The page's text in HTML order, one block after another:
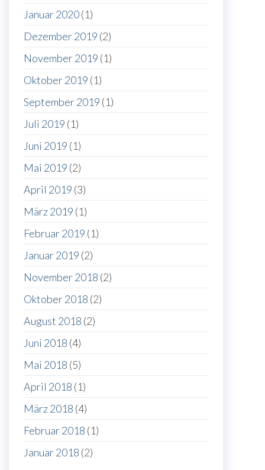
Januar 2020(1)
Dezember 2019 (2)
November 2019 (1)
Oktober 2019 (1)
September 2019 (1)
Juli 2019 (1)
Juni 2019 (1)
Mai 2019 (2)
April 2019 (3)
März 2019 (1)
Februar 2019 (1)
Januar 2019 (2)
November 2018 (2)
Oktober 2018 (2)
August 2018 (2)
Juni 2018 (4)
Mai 2018 (5)
April 2018 (1)
März 2018 (4)
Februar 2018 (1)
Januar 2018 (2)